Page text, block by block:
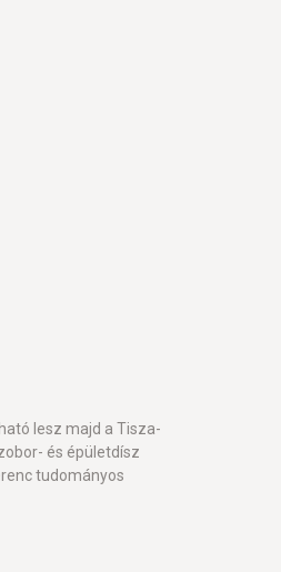
lesz majd a Tisza-
és épületdísz
tudományos